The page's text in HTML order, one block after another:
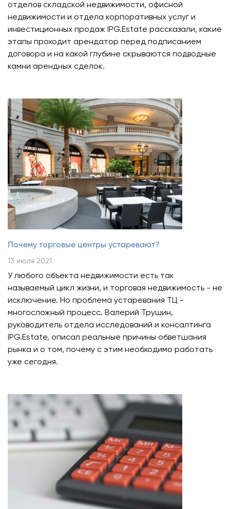
отделов складской недвижимости, офисной
недвижимости и отдела корпоративных услуг и
инвестиционных продаж IPG.Estate рассказали, какие
этапы проходит арендатор перед подписанием
договора и на какой глубине скрываются подводные
камни арендных сделок.
Почему торговые центры устаревают?
13 июля 2021
У любого объекта недвижимости есть так
называемый цикл жизни, и торговая недвижимость - не
исключение. Но проблема устаревания ТЦ -
многосложный процесс. Валерий Трушин,
руководитель отдела исследований и консалтинга
IPG.Estate, описал реальные причины обветшания
рынка и о том, почему с этим необходимо работать
уже сегодня.